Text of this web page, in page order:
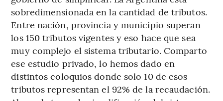
sobredimensionada en la cantidad de tributos.
Entre nación, provincia y municipio superan
los 150 tributos vigentes y eso hace que sea
muy complejo el sistema tributario. Comparto
ese estudio privado, lo hemos dado en
distintos coloquios donde solo 10 de esos
tributos representan el 92% de la recaudación.